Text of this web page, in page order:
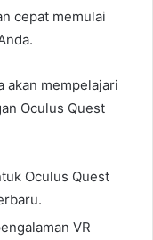
cepat memulai
akan mempelajari
Oculus Quest
Oculus Quest
VR